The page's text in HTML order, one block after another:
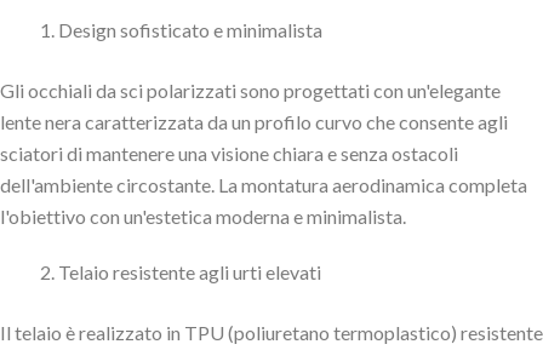
Design sofisticato e minimalista
Gli occhiali da sci polarizzati sono progettati con un'elegante
lente nera caratterizzata da un profilo curvo che consente agli
sciatori di mantenere una visione chiara e senza ostacoli
dell'ambiente circostante. La montatura aerodinamica completa
l'obiettivo con un'estetica moderna e minimalista.
Telaio resistente agli urti elevati
Il telaio è realizzato in TPU (poliuretano termoplastico) resistente